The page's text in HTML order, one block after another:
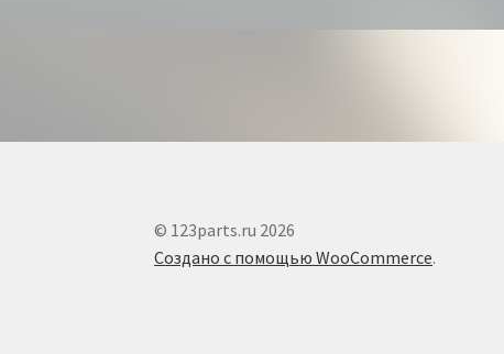
© 123parts.ru 2026
Создано с помощью WooCommerce.